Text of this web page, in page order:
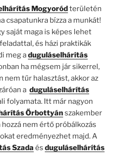
Mogyoródterületén
csapatunkra bízza a munkát!
saját maga is képes lehet
és házi praktikák
meg aduguláselhárítás
ha mégsem jár sikerrel,
nem tűr halasztást, akkor az
a duguláselhárítás
folyamata. Itt már nagyon
Őrbottyánszakember
nem értő próbálkozás
eredményezhet majd. A
Szada és duguláselhárítás